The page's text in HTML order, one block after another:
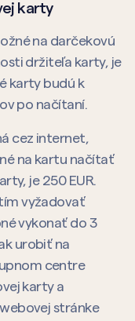
karty
na darčekovú
držiteľa karty, je
karty budú k
po načítaní.
cez internet,
na kartu načítať
je 250 EUR.
vyžadovať
vykonať do 3
urobiť na
centre
karty a
stránke